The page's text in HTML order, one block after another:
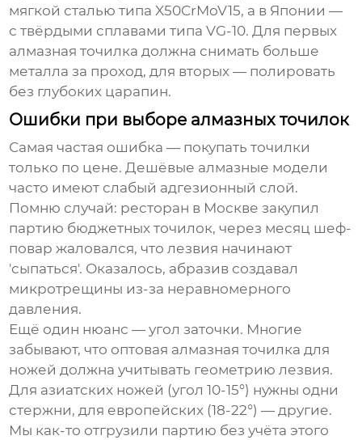
мягкой сталью типа X50CrMoV15, а в Японии —
с твёрдыми сплавами типа VG-10. Для первых
алмазная точилка должна снимать больше
металла за проход, для вторых — полировать
без глубоких царапин.
Ошибки при выборе алмазных точилок
Самая частая ошибка — покупать точилки
только по цене. Дешёвые алмазные модели
часто имеют слабый адгезионный слой.
Помню случай: ресторан в Москве закупил
партию бюджетных точилок, через месяц шеф-
повар жаловался, что лезвия начинают
'сыпаться'. Оказалось, абразив создавал
микротрещины из-за неравномерного
давления.
Ещё один нюанс — угол заточки. Многие
забывают, что оптовая алмазная точилка для
ножей должна учитывать геометрию лезвия.
Для азиатских ножей (угол 10-15°) нужны одни
стержни, для европейских (18-22°) — другие.
Мы как-то отгрузили партию без учёта этого